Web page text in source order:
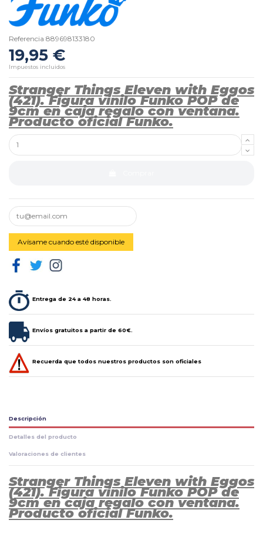
Referencia 889698133180
19,95 €
Impuestos incluidos
Stranger Things Eleven with Eggos
(421). Figura vinilo Funko POP de
9cm en caja regalo con ventana.
Producto oficial Funko.
Entrega de 24 a 48 horas.
Envíos gratuitos a partir de 60€.
Recuerda que todos nuestros productos son oficiales
Descripción
Detalles del producto
Valoraciones de clientes
Stranger Things Eleven with Eggos
(421). Figura vinilo Funko POP de
9cm en caja regalo con ventana.
Producto oficial Funko.